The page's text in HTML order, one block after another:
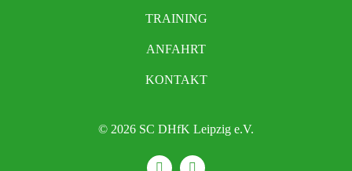
TRAINING
ANFAHRT
KONTAKT
© 2026 SC DHfK Leipzig e.V.